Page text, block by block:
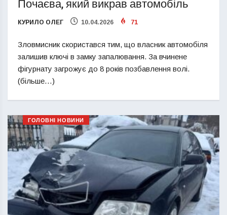
Почаєва, який викрав автомобіль
КУРИЛО ОЛЕГ 10.04.2026 71
Зловмисник скористався тим, що власник автомобіля
залишив ключі в замку запалювання. За вчинене
фігурнату загрожує до 8 років позбавлення волі.
(більше…)
ГОЛОВНІ НОВИНИ